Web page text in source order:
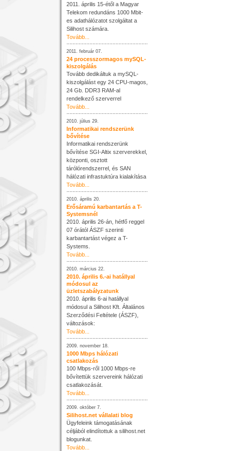
2011. április 15-étől a Magyar
Telekom redundáns 1000 Mbit-
es adathálózatot szolgáltat a
Silihost számára.
Tovább...
2011. február 07.
24 processzormagos mySQL-
kiszolgálás
Tovább dedikáltuk a mySQL-
kiszolgálást egy 24 CPU-magos,
24 Gb. DDR3 RAM-al
rendelkező szerverrel
Tovább...
2010. július 29.
Informatikai rendszerünk
bővítése
Informatikai rendszerünk
bővítése SGI-Altix szerverekkel,
központi, osztott
tárólórendszerrel, és SAN
hálózati infrastuktúra kialakítása
Tovább...
2010. április 20.
Erősáramú karbantartás a T-
Systemsnél
2010. április 26-án, hétfő reggel
07 órától ÁSZF szerinti
karbantartást végez a T-
Systems.
Tovább...
2010. március 22.
2010. április 6.-ai hatállyal
módosul az
üzletszabályzatunk
2010. április 6-ai hatállyal
módosul a Silihost Kft. Általános
Szerződési Feltétele (ÁSZF),
változások:
Tovább...
2009. november 18.
1000 Mbps hálózati
csatlakozás
100 Mbps-ről 1000 Mbps-re
bővítettük szervereink hálózati
csatlakozását.
Tovább...
2009. október 7.
Silihost.net vállalati blog
Ügyfeleink támogatásának
céljából elindítottuk a silihost.net
blogunkat.
Tovább...